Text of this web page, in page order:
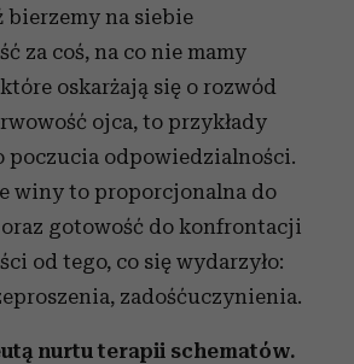
na siebie
za coś, na co nie mamy
oskarżają się o rozwód
ojca, to przykłady
poczucia odpowiedzialności.
winy to proporcjonalna do
gotowość do konfrontacji
od tego, co się wydarzyło:
zadośćuczynienia.
nurtu terapii schematów.